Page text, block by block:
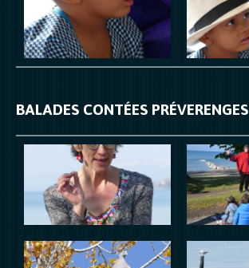
BALADES CONTÉES PRÉVERENGES